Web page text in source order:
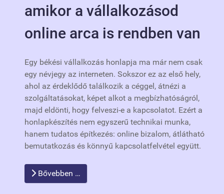
amikor a vállalkozásod
online arca is rendben van
Egy békési vállalkozás honlapja ma már nem csak
egy névjegy az interneten. Sokszor ez az első hely,
ahol az érdeklődő találkozik a céggel, átnézi a
szolgáltatásokat, képet alkot a megbízhatóságról,
majd eldönti, hogy felveszi-e a kapcsolatot. Ezért a
honlapkészítés nem egyszerű technikai munka,
hanem tudatos építkezés: online bizalom, átlátható
bemutatkozás és könnyű kapcsolatfelvétel együtt.
Bővebben …